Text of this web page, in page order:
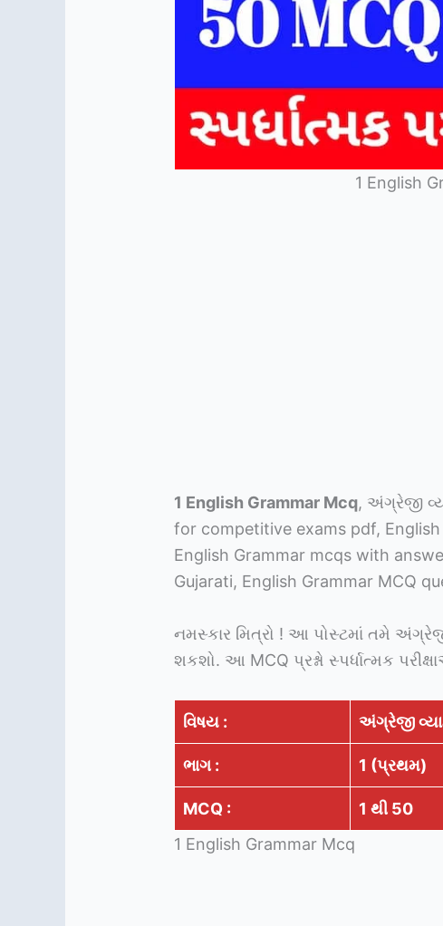
1 English
1 English Grammar Mcq, અંગ્રેજી
for competitive exams pdf,
English Grammar mcqs with
Gujarati, English Grammar MCQ
નમસ્કાર મિત્રો ! આ પોસ્ટમાં તમે
શકશો. આ MCQ પ્રશ્નો સ્પર્ધાત્મક
વિષય : અંગ્રેજી
ભાગ : 1 (પ્રથમ)
MCQ :
1 થી 50
1 English Grammar Mcq